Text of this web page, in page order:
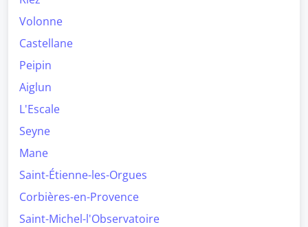
Volonne
Castellane
Peipin
Aiglun
L'Escale
Seyne
Mane
Saint-Étienne-les-Orgues
Corbières-en-Provence
Saint-Michel-l'Observatoire